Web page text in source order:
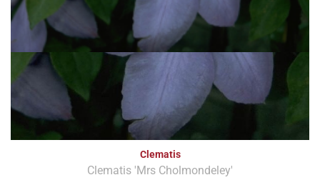
Clematis
Clematis 'Mrs Cholmondeley'